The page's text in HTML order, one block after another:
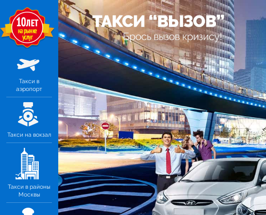
Такси в
аэропорт
Такси на вокзал
Такси в районы
Москвы